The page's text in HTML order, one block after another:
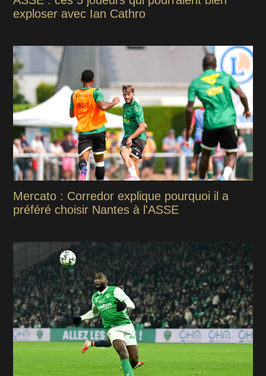
exploser avec Ian Cathro
Mercato : Corredor explique pourquoi il a
préféré choisir Nantes à l'ASSE